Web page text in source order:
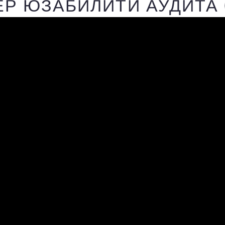
ЮЗАБИЛИТИ АУДИТА